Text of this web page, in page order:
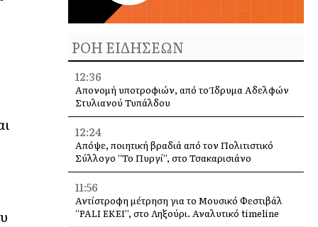
ΡΟΗ ΕΙΔΗΣΕΩΝ
12:36
Απονομή υποτροφιών, από το Ίδρυμα Αδελφών
Στυλιανού Τυπάλδου
12:24
Απόψε, ποιητική βραδιά από τον Πολιτιστικό
Σύλλογο “Το Πυργί”, στο Τσακαρισιάνο
11:56
Αντίστροφη μέτρηση για το Μουσικό Φεστιβάλ
“PALI EKEI”, στο Ληξούρι. Αναλυτικό timeline